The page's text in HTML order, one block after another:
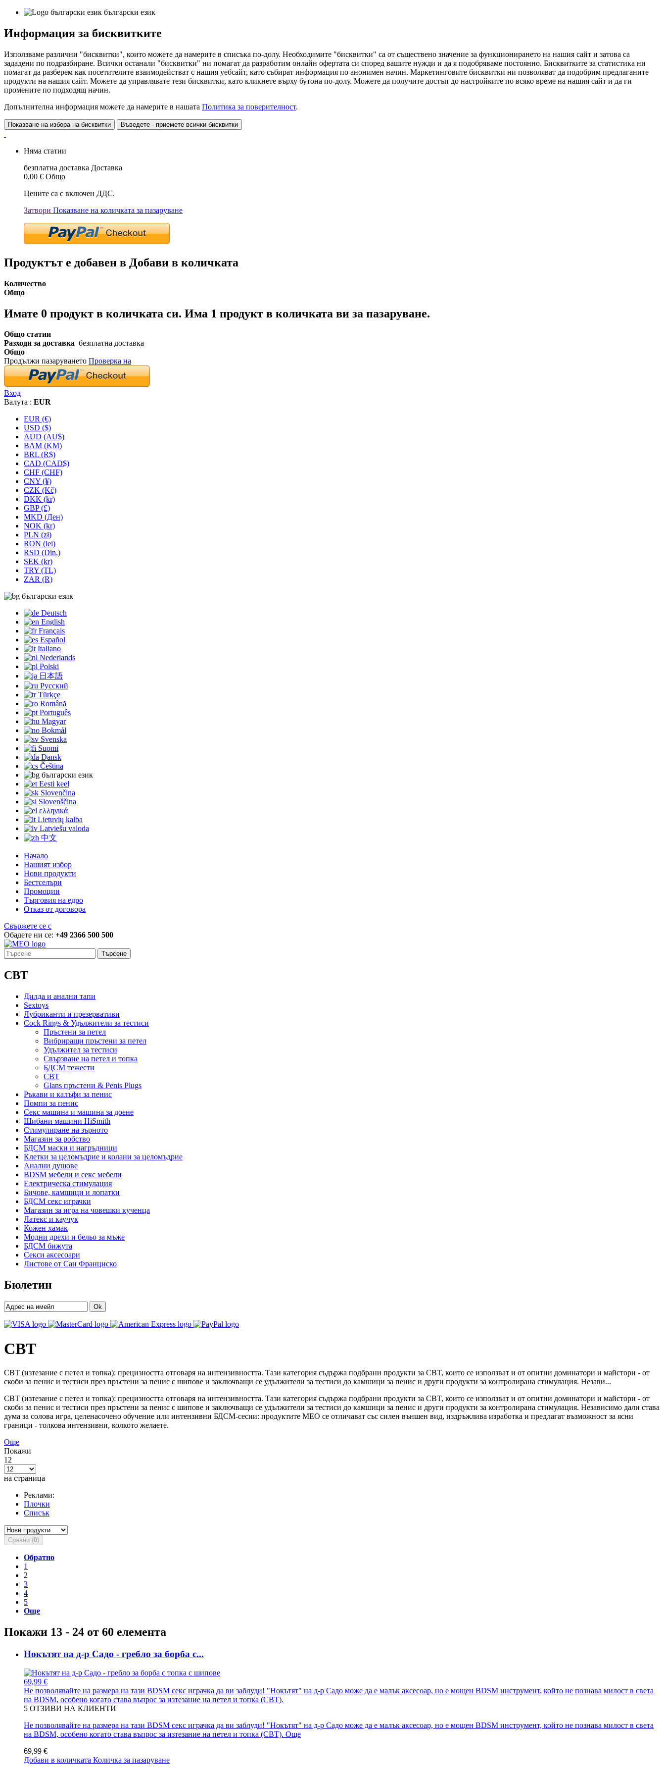
български език
Информация за бисквитките
Използваме различни "бисквитки", които можете да намерите в списъка по-долу. Необходимите "бисквитки" са от съществено значение за функционирането на нашия сайт и затова са
зададени по подразбиране. Всички останали "бисквитки" ни помагат да разработим онлайн офертата си според вашите нужди и да я подобряваме постоянно. Бисквитките за статистика ни
помагат да разберем как посетителите взаимодействат с нашия уебсайт, като събират информация по анонимен начин. Маркетинговите бисквитки ни позволяват да подобрим предлаганите
продукти на нашия сайт. Можете да управлявате тези бисквитки, като кликнете върху бутона по-долу. Можете да получите достъп до настройките по всяко време на нашия сайт и да ги
промените по подходящ начин.
Допълнителна информация можете да намерите в нашата Политика за поверителност.
Показване на избора на бисквитки Въведете - приемете всички бисквитки
Няма статии
безплатна доставка Доставка
0,00 € Общо
Цените са с включен ДДС.
Затвори Показване на количката за пазаруване
Продуктът е добавен в Добави в количката
Количество
Общо
Имате 0 продукт в количката си. Има 1 продукт в количката ви за пазаруване.
Общо статии
Разходи за доставка безплатна доставка
Общо
Продължи пазаруването Проверка на
Вход
Валута : EUR
EUR (€)
USD ($)
AUD (AU$)
BAM (KM)
BRL (R$)
CAD (CAD$)
CHF (CHF)
CNY (¥)
CZK (Kč)
DKK (kr)
GBP (£)
MKD (Ден)
NOK (kr)
PLN (zł)
RON (lei)
RSD (Din.)
SEK (kr)
TRY (TL)
ZAR (R)
български език
Deutsch
English
Français
Español
Italiano
Nederlands
Polski
日本語
Русский
Türkçe
Română
Português
Magyar
Bokmål
Svenska
Suomi
Dansk
Čeština
български език
Eesti keel
Slovenčina
Slovenščina
ελληνικά
Lietuvių kalba
Latviešu valoda
中文
Начало
Нашият избор
Нови продукти
Бестселъри
Промоции
Търговия на едро
Отказ от договора
Свържете се с
Обадете ни се: +49 2366 500 500
Търсене
CBT
Дилда и анални тапи
Sextoys
Лубриканти и презервативи
Cock Rings & Удължители за тестиси
Пръстени за петел
Вибриращи пръстени за петел
Удължител за тестиси
Свързване на петел и топка
БДСМ тежести
CBT
Glans пръстени & Penis Plugs
Ръкави и калъфи за пенис
Помпи за пенис
Секс машина и машина за доене
Шибани машини HiSmith
Стимулиране на зърното
Магазин за робство
БДСМ маски и нагръдници
Клетки за целомъдрие и колани за целомъдрие
Анални душове
BDSM мебели и секс мебели
Електрическа стимулация
Бичове, камшици и лопатки
БДСМ секс играчки
Магазин за игра на човешки кученца
Латекс и каучук
Кожен хамак
Модни дрехи и бельо за мъже
БДСМ бижута
Секси аксесоари
Листове от Сан Франциско
Бюлетин
Ok
CBT
CBT (изтезание с петел и топка): прецизността отговаря на интензивността. Тази категория съдържа подбрани продукти за CBT, които се използват и от опитни доминатори и майстори - от
скоби за пенис и тестиси през пръстени за пенис с шипове и заключващи се удължители за тестиси до камшици за пенис и други продукти за контролирана стимулация. Незави...
CBT (изтезание с петел и топка): прецизността отговаря на интензивността. Тази категория съдържа подбрани продукти за CBT, които се използват и от опитни доминатори и майстори - от
скоби за пенис и тестиси през пръстени за пенис с шипове и заключващи се удължители за тестиси до камшици за пенис и други продукти за контролирана стимулация. Независимо дали става
дума за солова игра, целенасочено обучение или интензивни БДСМ-сесии: продуктите MEO се отличават със силен външен вид, издръжлива изработка и предлагат възможност за ясни
граници - толкова интензивни, колкото желаете.
Още
Покажи
12
на страница
Реклами:
Плочки
Списък
Сравни (0)
Обратно
1
2
3
4
5
Още
Покажи 13 - 24 от 60 елемента
Нокътят на д-р Садо - гребло за борба с...
69,99 €
Не позволявайте на размера на тази BDSM секс играчка да ви заблуди! "Нокътят" на д-р Садо може да е малък аксесоар, но е мощен BDSM инструмент, който не познава милост в света
на BDSM, особено когато става въпрос за изтезание на петел и топка (CBT).
5 ОТЗИВИ НА КЛИЕНТИ
Не позволявайте на размера на тази BDSM секс играчка да ви заблуди! "Нокътят" на д-р Садо може да е малък аксесоар, но е мощен BDSM инструмент, който не познава милост в света
на BDSM, особено когато става въпрос за изтезание на петел и топка (CBT). Още
69,99 €
Добави в количката Количка за пазаруване